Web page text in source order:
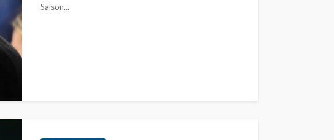
Saison...